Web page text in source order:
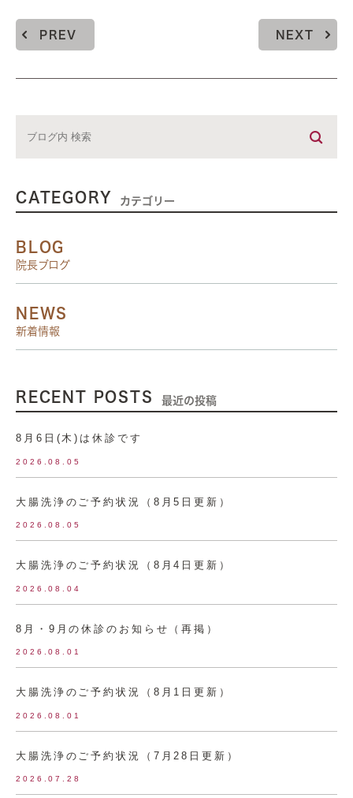
PREV NEXT
CATEGORY カテゴリー
BLOG
院長ブログ
NEWS
新着情報
RECENT POSTS 最近の投稿
8月6日(木)は休診です
2026.08.05
大腸洗浄のご予約状況（8月5日更新）
2026.08.05
大腸洗浄のご予約状況（8月4日更新）
2026.08.04
8月・9月の休診のお知らせ（再掲）
2026.08.01
大腸洗浄のご予約状況（8月1日更新）
2026.08.01
大腸洗浄のご予約状況（7月28日更新）
2026.07.28